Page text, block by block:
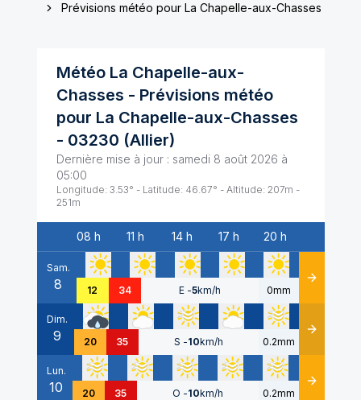
Prévisions météo pour La Chapelle-aux-Chasses
Météo La Chapelle-aux-
Chasses - Prévisions météo
pour La Chapelle-aux-Chasses
- 03230 (Allier)
Dernière mise à jour : samedi 8 août 2026 à
05:00
Longitude: 3.53° - Latitude: 46.67° - Altitude: 207m -
251m
Date
08 h 11 h 14 h 17 h 20 h
Sam.
8 12 34 E -5km/h 0mm Détails
Dim.
9 20 35 S -10km/h 0.2mm Détails
Lun.
10 20 35 O -10km/h 0.2mm Détails